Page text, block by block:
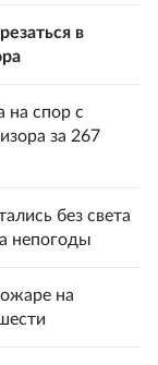
в
на спор с
за 267
без света
непогоды
на